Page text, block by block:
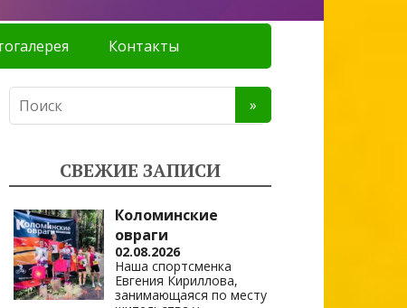
Контакты
СВЕЖИЕ ЗАПИСИ
Коломинские
овраги
02.08.2026
Наша спортсменка
Евгения Кириллова,
занимающаяся по месту